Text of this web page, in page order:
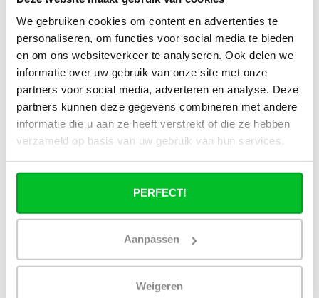
We gebruiken cookies om content en advertenties te
personaliseren, om functies voor social media te bieden
en om ons websiteverkeer te analyseren. Ook delen we
informatie over uw gebruik van onze site met onze
partners voor social media, adverteren en analyse. Deze
partners kunnen deze gegevens combineren met andere
informatie die u aan ze heeft verstrekt of die ze hebben
verzameld op basis van uw gebruik van hun services.
PERFECT!
Aanpassen
Weigeren
Werkt een paneelradiator ook bij 40
graden aanvoertemperatuur?
Simon helpt je graag en kan al je vragen beantwoorden.
Stuur een bericht
Levering uit eigen
Niet goed = Geld terug